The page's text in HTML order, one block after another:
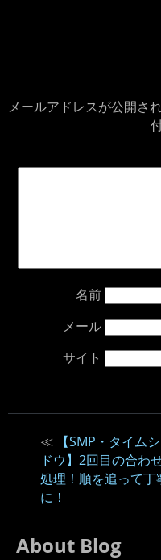
メールアドレスが公開さ
名前
メール
サイト
≪
【SMP・タイム
ドウ】2回目の合わ
処理！順を追って丁
に！
About Blog